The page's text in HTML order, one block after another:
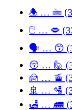
🕭 … 🖮
🖯 … 🗢 (33
🗣 … 😙
😚 … 🙋
🙍 … 🚡
🚢 … 🛂
🛃 … 🛲